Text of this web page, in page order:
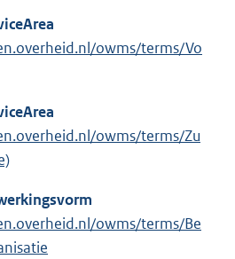
owms/terms/Vo
owms/terms/Zu
owms/terms/Be